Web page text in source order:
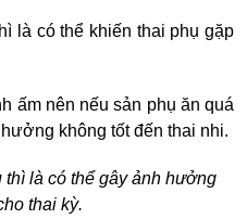
là có thể khiến thai phụ gặp
ấm nên nếu sản phụ ăn quá
không tốt đến thai nhi.
là có thể gây ảnh hưởng
thai kỳ.